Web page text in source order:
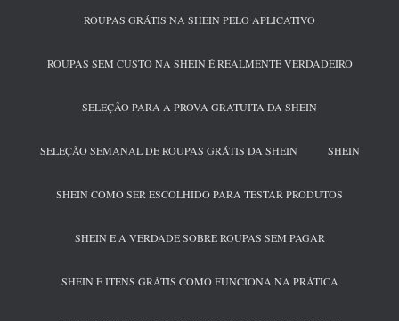
ROUPAS GRÁTIS NA SHEIN PELO APLICATIVO
ROUPAS SEM CUSTO NA SHEIN É REALMENTE VERDADEIRO
SELEÇÃO PARA A PROVA GRATUITA DA SHEIN
SELEÇÃO SEMANAL DE ROUPAS GRÁTIS DA SHEIN SHEIN
SHEIN COMO SER ESCOLHIDO PARA TESTAR PRODUTOS
SHEIN E A VERDADE SOBRE ROUPAS SEM PAGAR
SHEIN E ITENS GRÁTIS COMO FUNCIONA NA PRÁTICA